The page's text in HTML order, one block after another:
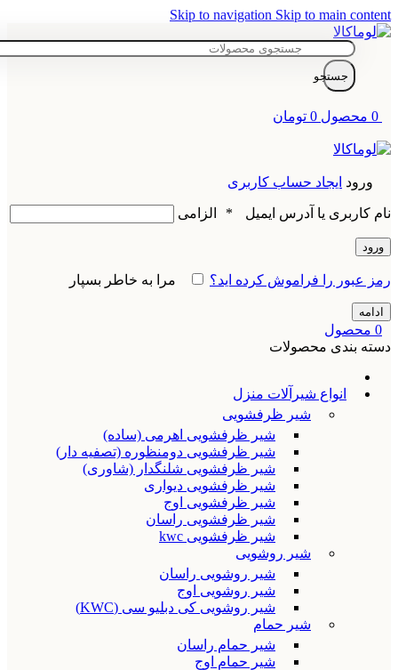
Skip to navigation Skip to main content
جستجو
0 محصول 0 تومان
ورود ایجاد حساب کاربری
نام کاربری یا آدرس ایمیل * الزامی
ورود
رمز عبور را فراموش کرده اید؟ مرا به خاطر بسپار
ادامه
0 محصول
دسته بندی محصولات
انواع شیرآلات منزل
شیر ظرفشویی
شیر ظرفشویی اهرمی (ساده)
شیر ظرفشویی دومنظوره (تصفیه دار)
شیر ظرفشویی شلنگدار (شاوری)
شیر ظرفشویی دیواری
شیر ظرفشویی اوج
شیر ظرفشویی راسان
شیر ظرفشویی kwc
شیر روشویی
شیر روشویی راسان
شیر روشویی اوج
شیر روشویی کی دبلیو سی (KWC)
شیر حمام
شیر حمام راسان
شیر حمام اوج